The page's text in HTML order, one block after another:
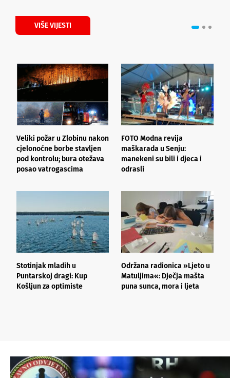
VIŠE VIJESTI
Veliki požar u Zlobinu nakon
cjelonoćne borbe stavljen
pod kontrolu; bura otežava
posao vatrogascima
FOTO Modna revija
maškarada u Senju:
manekeni su bili i djeca i
odrasli
Stotinjak mladih u
Puntarskoj dragi: Kup
Košljun za optimiste
Održana radionica »Ljeto u
Matuljima«: Dječja mašta
puna sunca, mora i ljeta